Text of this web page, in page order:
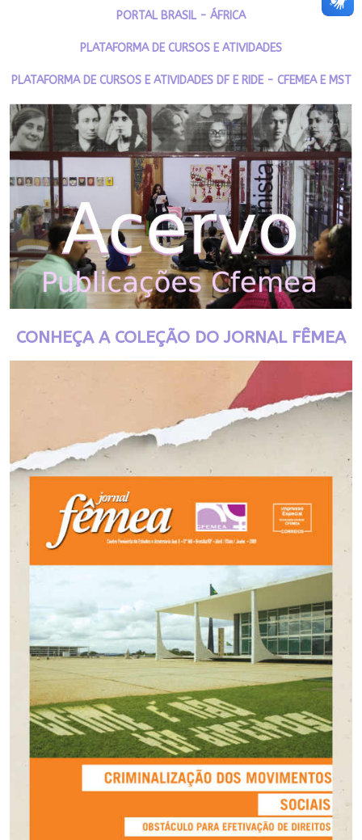
PORTAL BRASIL - ÁFRICA
PLATAFORMA DE CURSOS E ATIVIDADES
PLATAFORMA DE CURSOS E ATIVIDADES DF E RIDE - CFEMEA E MST
CONHEÇA A COLEÇÃO DO JORNAL FÊMEA